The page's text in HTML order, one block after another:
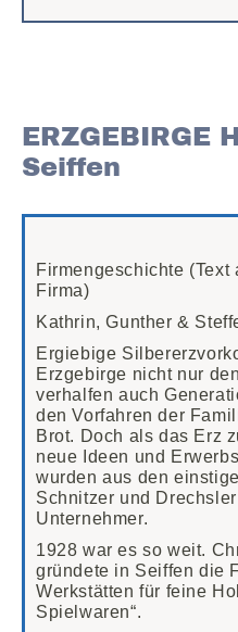
ERZGEBIRGE
Seiffen
Firmengeschichte (Text
Firma)
Kathrin, Gunther &
Ergiebige
Erzgebirge nicht nur
verhalfen auch
den Vorfahren der
Brot. Doch als das Erz
neue Ideen und
wurden aus den
Schnitzer und
Unternehmer.
1928 war es so weit.
gründete in Seiffen die
Werkstätten für feine
Spielwaren“.